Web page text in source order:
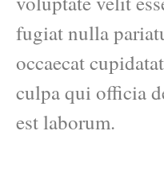
fugiat nulla
occaecat
culpa qui officia
est laborum.